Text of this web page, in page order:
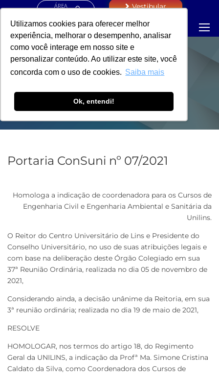
Utilizamos cookies para oferecer melhor
experiência, melhorar o desempenho, analisar
como você interage em nosso site e
personalizar conteúdo. Ao utilizar este site, você
concorda com o uso de cookies. Saiba mais
Ok, entendi!
ÁREA
Vestibular
PORTARIA -
REITORIA
Portaria ConSuni nº 07/2021
Homologa a indicação de coordenadora para os Cursos de
Engenharia Civil e Engenharia Ambiental e Sanitária da
Unilins.
O Reitor do Centro Universitário de Lins e Presidente do
Conselho Universitário, no uso de suas atribuições legais e
com base na deliberação deste Órgão Colegiado em sua
37ª Reunião Ordinária, realizada no dia 05 de novembro de
2021,
Considerando ainda, a decisão unânime da Reitoria, em sua
3ª reunião ordinária; realizada no dia 19 de maio de 2021,
RESOLVE
HOMOLOGAR, nos termos do artigo 18, do Regimento
Geral da UNILINS, a indicação da Profª Ma. Simone Cristina
Caldato da Silva, como Coordenadora dos Cursos de